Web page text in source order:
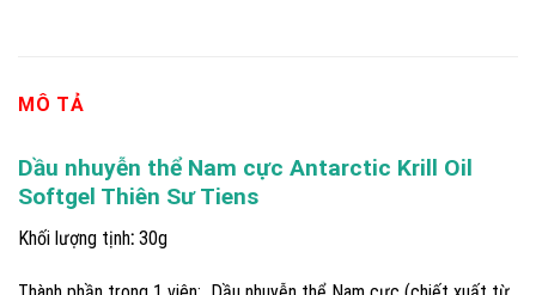
MÔ TẢ
Dầu nhuyễn thể Nam cực Antarctic Krill Oil
Softgel Thiên Sư Tiens
Khối lượng tịnh: 30g